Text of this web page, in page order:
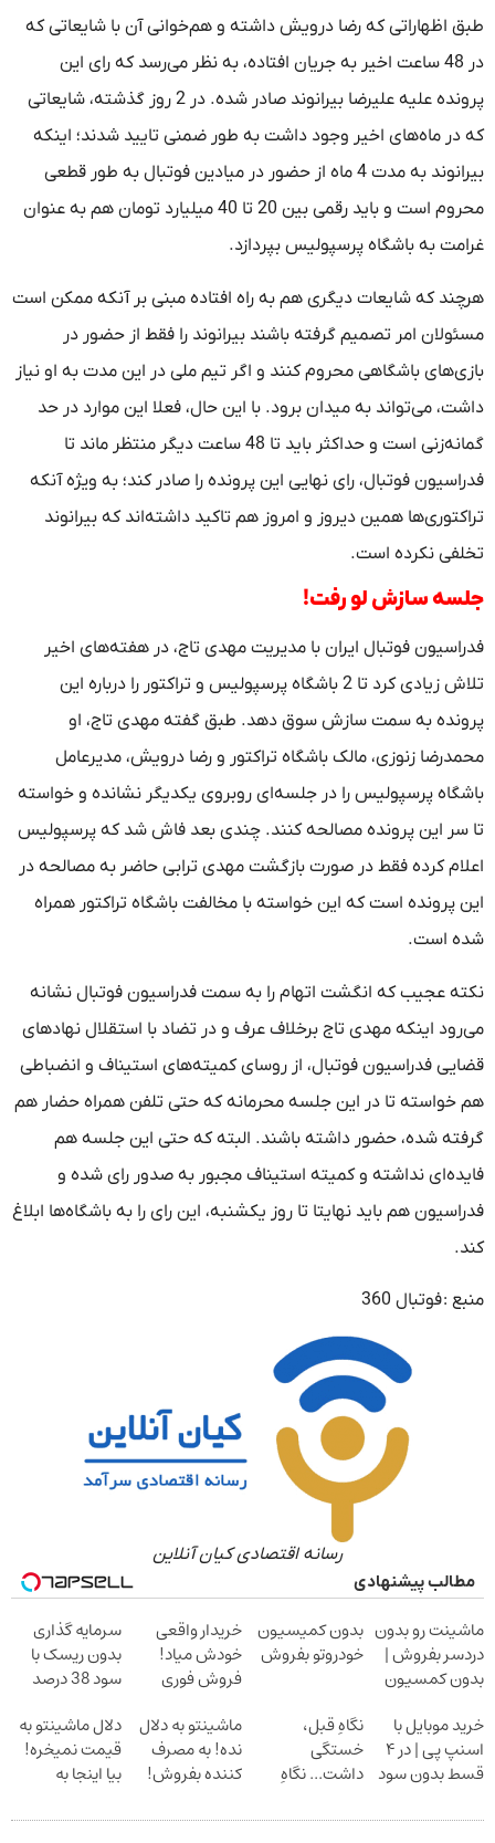
طبق اظهاراتی که رضا درویش داشته و هم‌خوانی آن با شایعاتی که
در 48 ساعت اخیر به جریان افتاده، به نظر می‌رسد که رای این
پرونده علیه علیرضا بیرانوند صادر شده. در 2 روز گذشته، شایعاتی
که در ماه‌های اخیر وجود داشت به طور ضمنی تایید شدند؛ اینکه
بیرانوند به مدت 4 ماه از حضور در میادین فوتبال به طور قطعی
محروم است و باید رقمی بین 20 تا 40 میلیارد تومان هم به عنوان
غرامت به باشگاه پرسپولیس بپردازد.
هرچند که شایعات دیگری هم به راه افتاده مبنی بر آنکه ممکن است
مسئولان امر تصمیم گرفته باشند بیرانوند را فقط از حضور در
بازی‌های باشگاهی محروم کنند و اگر تیم ملی در این مدت به او نیاز
داشت، می‌تواند به میدان برود. با این حال، فعلا این موارد در حد
گمانه‌زنی است و حداکثر باید تا 48 ساعت دیگر منتظر ماند تا
فدراسیون فوتبال، رای نهایی این پرونده را صادر کند؛ به ویژه آنکه
تراکتوری‌ها همین دیروز و امروز هم تاکید داشته‌اند که بیرانوند
تخلفی نکرده است.
جلسه سازش لو رفت!
فدراسیون فوتبال ایران با مدیریت مهدی تاج، در هفته‌های اخیر
تلاش زیادی کرد تا 2 باشگاه پرسپولیس و تراکتور را درباره این
پرونده به سمت سازش سوق دهد. طبق گفته مهدی تاج، او
محمدرضا زنوزی، مالک باشگاه تراکتور و رضا درویش، مدیرعامل
باشگاه پرسپولیس را در جلسه‌ای روبروی یکدیگر نشانده و خواسته
تا سر این پرونده مصالحه کنند. چندی بعد فاش شد که پرسپولیس
اعلام کرده فقط در صورت بازگشت مهدی ترابی حاضر به مصالحه در
این پرونده است که این خواسته با مخالفت باشگاه تراکتور همراه
شده است.
نکته عجیب که انگشت اتهام را به سمت فدراسیون فوتبال نشانه
می‌رود اینکه مهدی تاج برخلاف عرف و در تضاد با استقلال نهادهای
قضایی فدراسیون فوتبال، از روسای کمیته‌های استیناف و انضباطی
هم خواسته تا در این جلسه محرمانه که حتی تلفن همراه حضار هم
گرفته شده، حضور داشته باشند. البته که حتی این جلسه هم
فایده‌ای نداشته و کمیته استیناف مجبور به صدور رای شده و
فدراسیون هم باید نهایتا تا روز یکشنبه، این رای را به باشگاه‌ها ابلاغ
کند.
منبع :فوتبال 360
رسانه اقتصادی کیان آنلاین
مطالب پیشنهادی
ماشینت رو بدون
دردسر بفروش |
بدون کمسیون
بدون کمیسیون
خودروتو بفروش
خریدار واقعی
خودش میاد!
فروش فوری
مکانیک
سرمایه گذاری
بدون ریسک با
سود 38 درصد
خرید موبایل با
اسنپ پی | در ۴
قسط بدون سود
نگاهِ قبل،
خستگی
داشت... نگاهِ
بلفا با 25%
ماشینتو به دلال
نده! به مصرف
کننده بفروش!
یک تماس
دلال ماشینتو به
قیمت نمیخره!
بیا اینجا به
بفروش*فقط